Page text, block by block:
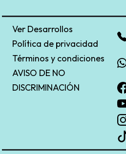
Ver Desarrollos
Política de privacidad
Términos y condiciones
AVISO DE NO
DISCRIMINACIÓN